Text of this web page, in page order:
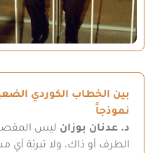
بين الخطاب الكوردي
نموذجاً
د. عدنان بوزان ليس
الطرف أو ذاك، ولا تبرئة